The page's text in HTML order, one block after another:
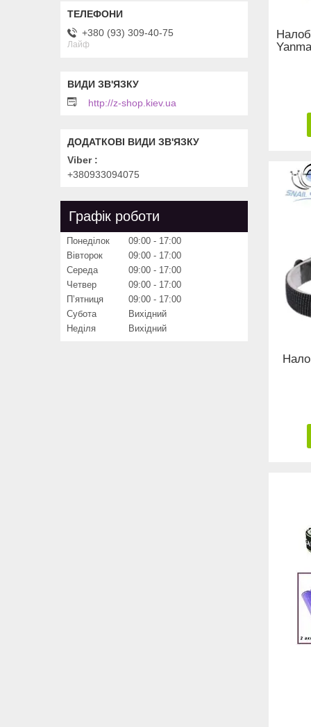
+380 (93) 309-40-75
Лайф
http://z-shop.kiev.ua
Viber
+380933094075
Графік роботи
Понеділок 09:00
17:00
Вівторок
09:00
17:00
Середа
09:00
17:00
Четвер
09:00
17:00
Пʼятниця
09:00
17:00
Субота
Вихідний
Неділя
Вихідний